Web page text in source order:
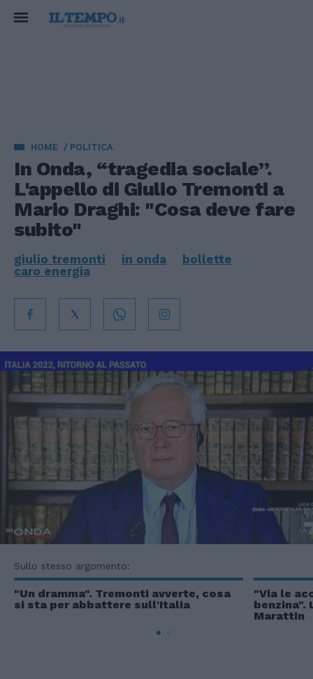
HOME POLITICA
In Onda, “tragedia sociale”.
L'appello di Giulio Tremonti a
Mario Draghi: "Cosa deve fare
subito"
giulio tremonti in onda
bollette
caro energia
Sullo stesso argomento:
"Un dramma". Tremonti avverte, cosa
si sta per abbattere sull'Italia
"Via le
benzina".
Marattin